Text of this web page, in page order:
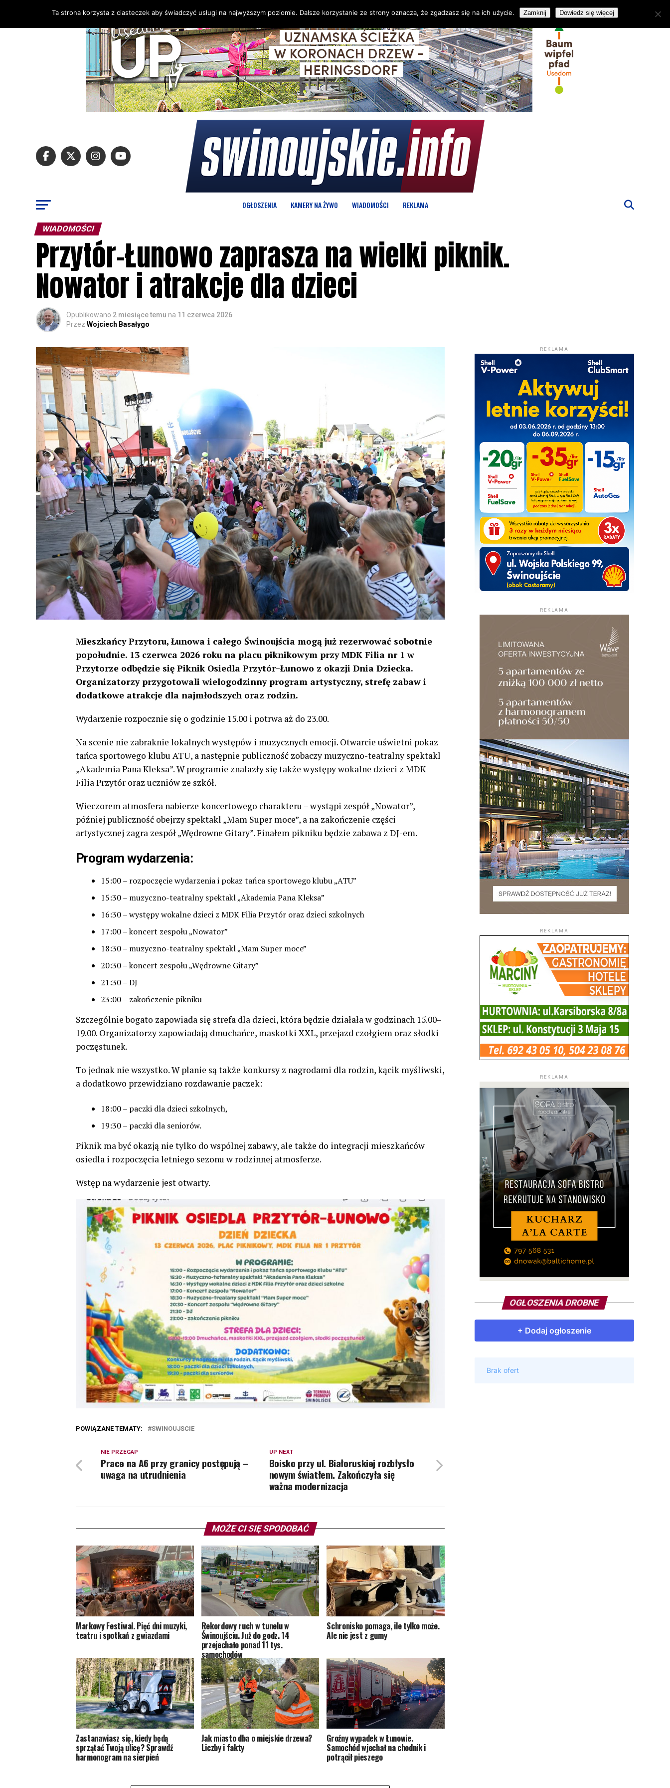
OGŁOSZENIA KAMERY NA ŻYWO WIADOMOŚCI REKLAMA
WIADOMOŚCI
Przytór–Łunowo zaprasza na wielki piknik.
Nowator i atrakcje dla dzieci
Opublikowano 2 miesiące temu na 11 czerwca 2026
Przez Wojciech Basałygo
Mieszkańcy Przytoru, Łunowa i całego Świnoujścia mogą już rezerwować sobotnie
popołudnie. 13 czerwca 2026 roku na placu piknikowym przy MDK Filia nr 1 w
Przytorze odbędzie się Piknik Osiedla Przytór–Łunowo z okazji Dnia Dziecka.
Organizatorzy przygotowali wielogodzinny program artystyczny, strefę zabaw i
dodatkowe atrakcje dla najmłodszych oraz rodzin.
Wydarzenie rozpocznie się o godzinie 15.00 i potrwa aż do 23.00.
Na scenie nie zabraknie lokalnych występów i muzycznych emocji. Otwarcie uświetni pokaz
tańca sportowego klubu ATU, a następnie publiczność zobaczy muzyczno-teatralny spektakl
„Akademia Pana Kleksa”. W programie znalazły się także występy wokalne dzieci z MDK
Filia Przytór oraz uczniów ze szkół.
Wieczorem atmosfera nabierze koncertowego charakteru – wystąpi zespół „Nowator”,
później publiczność obejrzy spektakl „Mam Super moce”, a na zakończenie części
artystycznej zagra zespół „Wędrowne Gitary”. Finałem pikniku będzie zabawa z DJ-em.
Program wydarzenia:
15:00 – rozpoczęcie wydarzenia i pokaz tańca sportowego klubu „ATU”
15:30 – muzyczno-teatralny spektakl „Akademia Pana Kleksa”
16:30 – występy wokalne dzieci z MDK Filia Przytór oraz dzieci szkolnych
17:00 – koncert zespołu „Nowator”
18:30 – muzyczno-teatralny spektakl „Mam Super moce”
20:30 – koncert zespołu „Wędrowne Gitary”
21:30 – DJ
23:00 – zakończenie pikniku
Szczególnie bogato zapowiada się strefa dla dzieci, która będzie działała w godzinach 15.00–
19.00. Organizatorzy zapowiadają dmuchańce, maskotki XXL, przejazd czołgiem oraz słodki
poczęstunek.
To jednak nie wszystko. W planie są także konkursy z nagrodami dla rodzin, kącik myśliwski,
a dodatkowo przewidziano rozdawanie paczek:
18:00 – paczki dla dzieci szkolnych,
19:30 – paczki dla seniorów.
Piknik ma być okazją nie tylko do wspólnej zabawy, ale także do integracji mieszkańców
osiedla i rozpoczęcia letniego sezonu w rodzinnej atmosferze.
Wstęp na wydarzenie jest otwarty.
POWIĄZANE TEMATY: SWINOUJSCIE
UP NEXT
Boisko przy ul. Białoruskiej rozbłysło
nowym światłem. Zakończyła się
ważna modernizacja
NIE PRZEGAP
Prace na A6 przy granicy postępują –
uwaga na utrudnienia
MOŻE CI SIĘ SPODOBAĆ
Markowy Festiwal. Pięć dni muzyki,
teatru i spotkań z gwiazdami
Rekordowy ruch w tunelu w
Świnoujściu. Już do godz. 14
przejechało ponad 11 tys.
samochodów
Schronisko pomaga, ile tylko może.
Ale nie jest z gumy
Zastanawiasz się, kiedy będą
sprzątać Twoją ulicę? Sprawdź
harmonogram na sierpień
Jak miasto dba o miejskie drzewa?
Liczby i fakty
Groźny wypadek w Łunowie.
Samochód wjechał na chodnik i
potrącił pieszego
REKLAMA
REKLAMA
REKLAMA
REKLAMA
OGŁOSZENIA DROBNE
Ta strona korzysta z ciasteczek aby świadczyć usługi na najwyższym poziomie. Dalsze korzystanie ze strony oznacza, że zgadzasz się na ich użycie. Zamknij Dowiedz się więcej